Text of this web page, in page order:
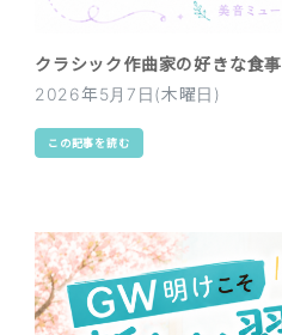
クラシック作曲家の好きな食事
2026年5月7日(木曜日)
この記事を読む